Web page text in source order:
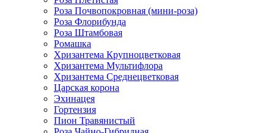
Роза Почвопокровная (мини-роза)
Роза Флорибунда
Роза Штамбовая
Ромашка
Хризантема Крупноцветковая
Хризантема Мультифлора
Хризантема Среднецветковая
Царская корона
Эхинацея
Гортензия
Пион Травянистый